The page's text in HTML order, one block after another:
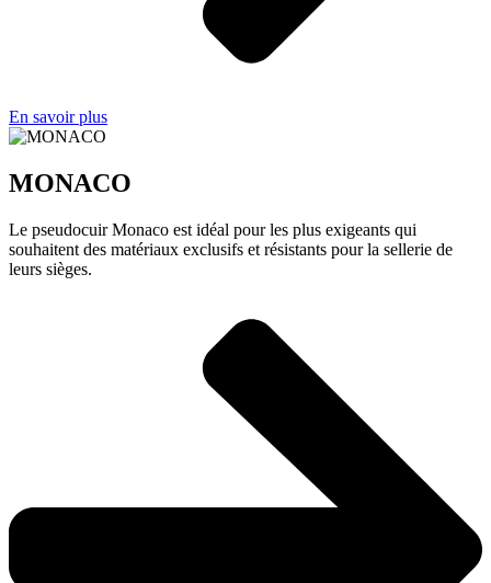
En savoir plus
MONACO
Le pseudocuir Monaco est idéal pour les plus exigeants qui
souhaitent des matériaux exclusifs et résistants pour la sellerie de
leurs sièges.